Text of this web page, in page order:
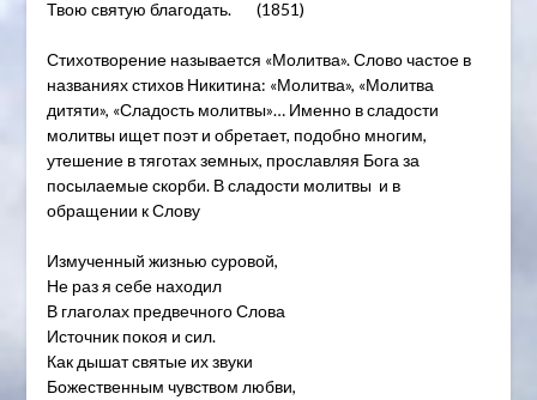
Твою святую благодать. (1851)
Стихотворение называется «Молитва». Слово частое в
названиях стихов Никитина: «Молитва», «Молитва
дитяти», «Сладость молитвы»… Именно в сладости
молитвы ищет поэт и обретает, подобно многим,
утешение в тяготах земных, прославляя Бога за
посылаемые скорби. В сладости молитвы и в
обращении к Слову
Измученный жизнью суровой,
Не раз я себе находил
В глаголах предвечного Слова
Источник покоя и сил.
Как дышат святые их звуки
Божественным чувством любви,